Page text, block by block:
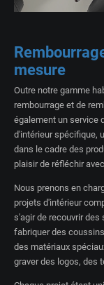
mesure
Outre notre gamme
rembourrage et de
également un service
d'intérieur spécifique,
dans le cadre des
plaisir de réfléchir
Nous prenons en
projets d'intérieur
s'agir de recouvrir des
fabriquer des
des matériaux
graver des logos, des